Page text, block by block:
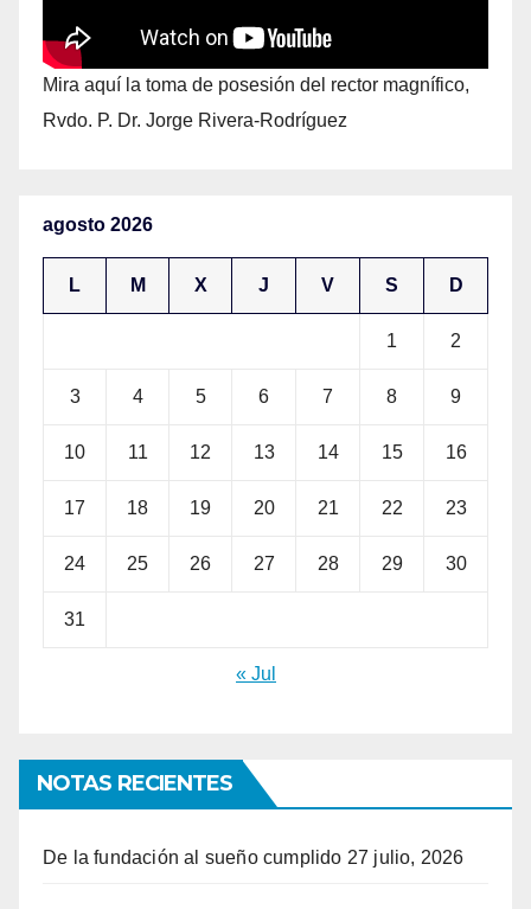
Mira aquí la toma de posesión del rector magnífico,
Rvdo. P. Dr. Jorge Rivera-Rodríguez
agosto 2026
L M X J V S D
1 2
3 4 5 6 7 8 9
10 11 12 13 14 15 16
17 18 19 20 21 22 23
24 25 26 27 28 29 30
31
« Jul
NOTAS RECIENTES
De la fundación al sueño cumplido 27 julio, 2026